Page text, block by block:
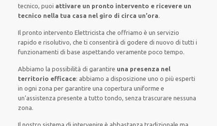
tecnico, puoi attivare un pronto intervento e ricevere un
tecnico nella tua casa nel giro di circa un’ora.
Il pronto intervento Elettricistache offriamo èun servizio
rapido e risolutivo, che ticonsentirà di godere di nuovodi tutti i
funzionamenti di base aspettando veramente poco tempo.
Abbiamo la possibilità di garantire una presenza nel
territorio efficace: abbiamo a disposizione uno o piùesperti
in ogni zona pergarantire una coperturauniforme e
un’assistenza presente atutto tondo, senzatrascurarenessuna
zona.
Il nostro sistema di intervenire è abbastanza tradizionale ma